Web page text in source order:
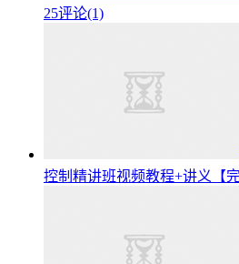
25评论(1)
控制精讲班视频教程+讲义【完